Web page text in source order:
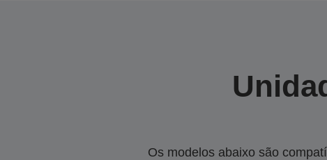
Os modelos abaixo são